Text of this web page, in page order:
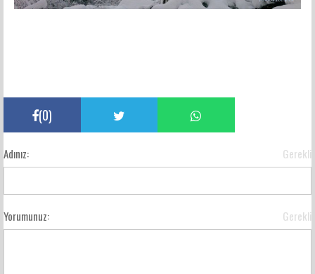
(0)
Adınız: Gerekli
Yorumunuz: Gerekli